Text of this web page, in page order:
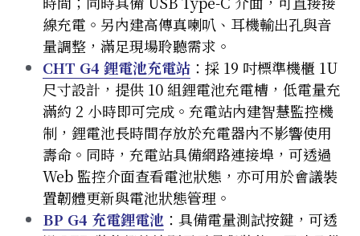
線充電。另內建高傳真喇叭、耳機輸出孔與音
量調整，滿足現場聆聽需求。
CHT G4 鋰電池充電站： 採 19 吋標準機櫃 1U
尺寸設計，提供 10 組鋰電池充電槽，低電量充
滿約 2 小時即可完成。充電站內建智慧監控機
制，鋰電池長時間存放於充電器內不影響使用
壽命。同時，充電站具備網路連接埠，可透過
Web 監控介面查看電池狀態，亦可用於會議裝
置韌體更新與電池狀態管理。
BP G4 充電鋰電池 ： 具備電量測試按鍵，可透